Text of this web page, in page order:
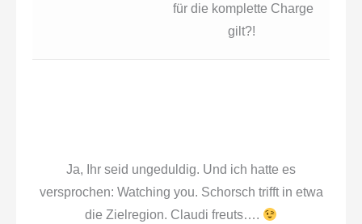
für die komplette Charge
gilt?!
Ja, Ihr seid ungeduldig. Und ich hatte es
versprochen: Watching you. Schorsch trifft in etwa
die Zielregion. Claudi freuts….